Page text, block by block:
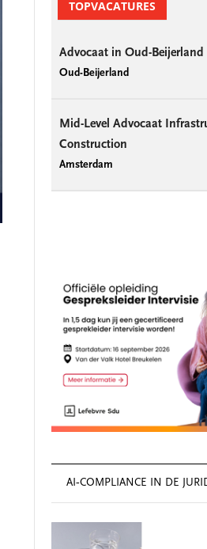
TOPVACATURES
Advocaat in Oud-Beijerland
Oud-Beijerland
Mid-Level Advocaat
Construction
Amsterdam
AI‑COMPLIANCE IN DE